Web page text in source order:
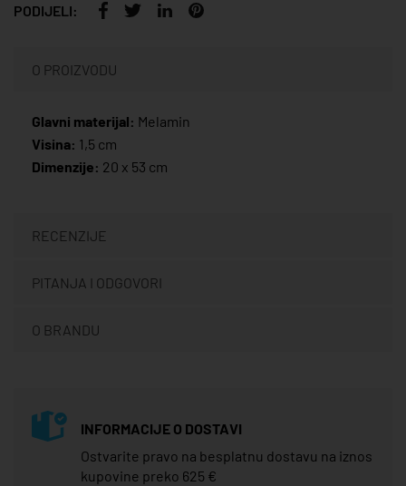
PODIJELI:
O PROIZVODU
Glavni materijal: Melamin
Visina: 1,5 cm
Dimenzije: 20 x 53 cm
RECENZIJE
PITANJA I ODGOVORI
O BRANDU
INFORMACIJE O DOSTAVI
Ostvarite pravo na besplatnu dostavu na iznos
kupovine preko 625 €